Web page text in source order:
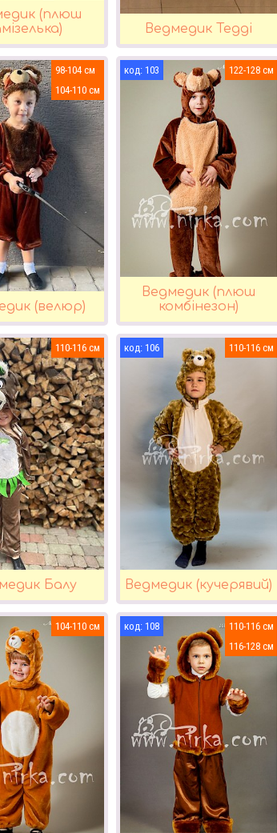
(плюш
Ведмедик Тедді
98-104
104-110
(велюр)
103 122-128
Ведмедик (плюш
комбінезон)
110-116
Балу
106 110-116
Ведмедик (кучерявий)
104-110 108
110-116
116-128